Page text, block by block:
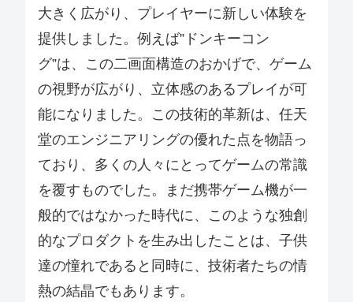
大きく広がり、プレイヤーに新しい体験を
提供しました。例えば”ドンキーコン
グ”は、この二画面構造のおかげで、ゲーム
の視野が広がり、立体感のあるプレイが可
能になりました。この技術的革新は、任天
堂のエンジニアリングの優れた点を物語っ
ており、多くの人々にとってゲームの常識
を覆すものでした。まだ携帯ゲーム機が一
般的ではなかった時代に、このような独創
的なプロダクトを生み出したことは、子供
達の憧れであると同時に、技術者たちの情
熱の結晶でもあります。